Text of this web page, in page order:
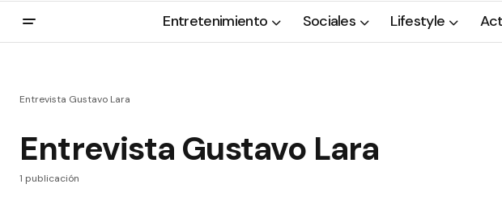
Entretenimiento Sociales Lifestyle
Entrevista Gustavo Lara
Entrevista Gustavo Lara
1 publicación